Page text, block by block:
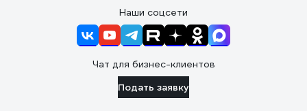
Наши соцсети
Чат для бизнес-клиентов
Подать заявку